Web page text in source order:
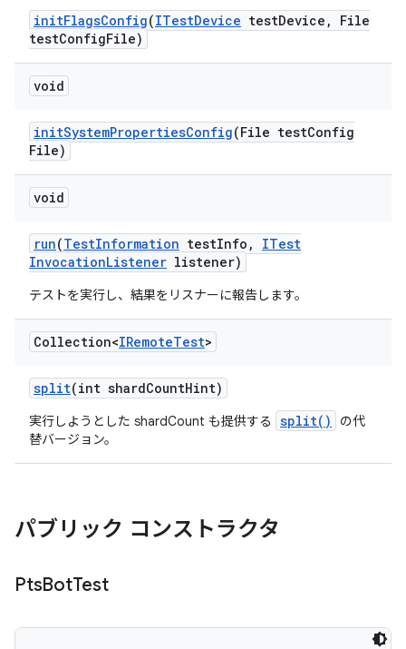
initFlagsConfig(ITestDevice testDevice ,
File
testConfigFile)
void
initSystemPropertiesConfig(File testConfig
File)
void
run(TestInformation testInfo ,
ITest
InvocationListener listener)
テストを実行し、結果をリスナーに報告します。
Collection<IRemoteTest>
split(int shardCountHint)
実行しようとした shardCount も提供する split()
の代
替バージョン。
パブリック コンストラクタ
PtsBotTest